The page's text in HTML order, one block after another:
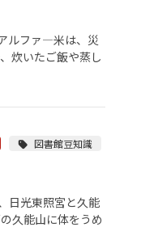
ルファ―米は、災
炊いたご飯や蒸し
図書館豆知識
日光東照宮と久能
久能山に体をうめ